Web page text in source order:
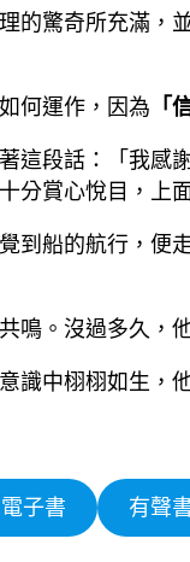
的驚奇所充滿
何運作，因為 「
這段話：「我
分賞心悅目，
到船的航行，
鳴。沒過多久
識中栩栩如生，
電子書 有聲